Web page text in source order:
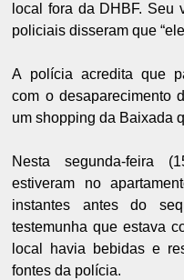
local fora da DHBF. Seu
policiais disseram que
A polícia acredita que
com o desaparecimento
um shopping da Baixada
Nesta segunda-feira
estiveram no
instantes antes do
testemunha que estava
local havia bebidas e
fontes da polícia.